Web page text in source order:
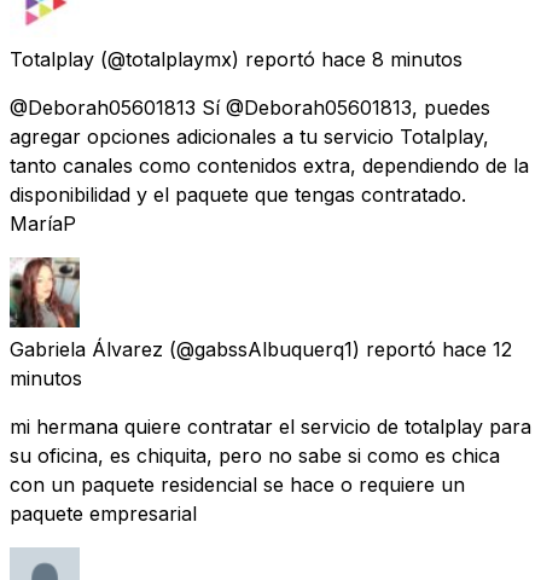
Totalplay (@totalplaymx) reportó hace 8 minutos
@Deborah05601813 Sí @Deborah05601813, puedes
agregar opciones adicionales a tu servicio Totalplay,
tanto canales como contenidos extra, dependiendo de la
disponibilidad y el paquete que tengas contratado.
MaríaP
Gabriela Álvarez (@gabssAlbuquerq1) reportó hace 12
minutos
mi hermana quiere contratar el servicio de totalplay para
su oficina, es chiquita, pero no sabe si como es chica
con un paquete residencial se hace o requiere un
paquete empresarial